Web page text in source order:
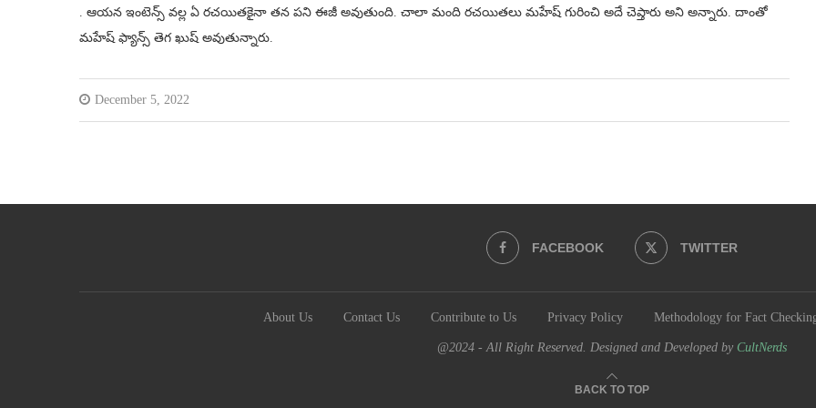
. ఆయన ఇంటెన్స్ వల్ల ఏ రచయితకైనా తన పని ఈజీ అవుతుంది. చాలా మంది రచయితలు మహేష్ గురించి అదే చెప్తారు అని అన్నారు. దాంతో
మహేష్ ఫ్యాన్స్ తెగ ఖుష్ అవుతున్నారు.
December 5, 2022
FACEBOOK TWITTER
About Us Contact Us Contribute to Us Privacy Policy Methodology for Fact
@2024 - All Right Reserved. Designed and Developed by CultNerds
BACK TO TOP